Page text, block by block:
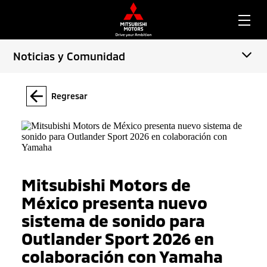
Noticias y Comunidad
Regresar
Mitsubishi Motors de
México presenta nuevo
sistema de sonido para
Outlander Sport 2026 en
colaboración con Yamaha